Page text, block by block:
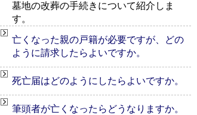
墓地の改葬の手続きについて紹介しま
す。
亡くなった親の戸籍が必要ですが、どの
ように請求したらよいですか。
死亡届はどのようにしたらよいですか。
筆頭者が亡くなったらどうなりますか。